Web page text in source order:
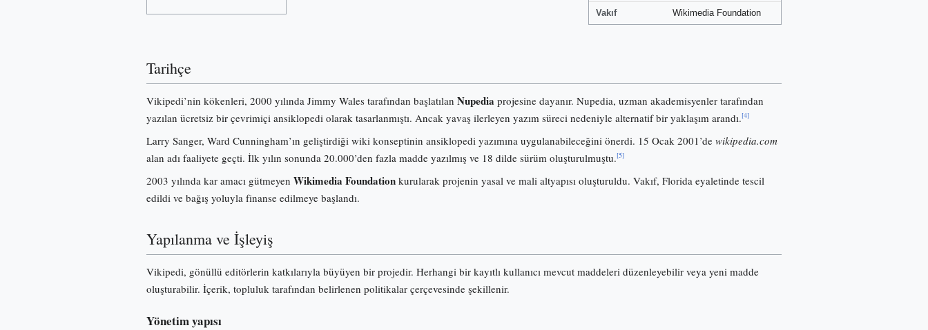
Vakıf Wikimedia Foundation
Tarihçe
Vikipedi’nin kökenleri, 2000 yılında Jimmy Wales tarafından başlatılan Nupedia projesine dayanır. Nupedia, uzman akademisyenler tarafından
yazılan ücretsiz bir çevrimiçi ansiklopedi olarak tasarlanmıştı. Ancak yavaş ilerleyen yazım süreci nedeniyle alternatif bir yaklaşım arandı.[4]
Larry Sanger, Ward Cunningham’ın geliştirdiği wiki konseptinin ansiklopedi yazımına uygulanabileceğini önerdi. 15 Ocak 2001’de wikipedia.com
alan adı faaliyete geçti. İlk yılın sonunda 20.000’den fazla madde yazılmış ve 18 dilde sürüm oluşturulmuştu.[5]
2003 yılında kar amacı gütmeyen Wikimedia Foundation kurularak projenin yasal ve mali altyapısı oluşturuldu. Vakıf, Florida eyaletinde tescil
edildi ve bağış yoluyla finanse edilmeye başlandı.
Yapılanma ve İşleyiş
Vikipedi, gönüllü editörlerin katkılarıyla büyüyen bir projedir. Herhangi bir kayıtlı kullanıcı mevcut maddeleri düzenleyebilir veya yeni madde
oluşturabilir. İçerik, topluluk tarafından belirlenen politikalar çerçevesinde şekillenir.
Yönetim yapısı